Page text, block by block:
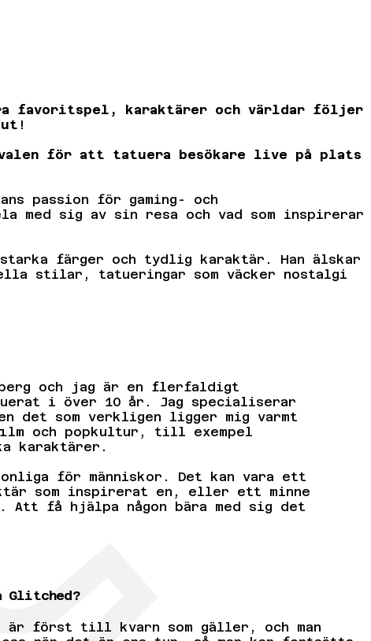
favoritspel, karaktärer och världar följer
!
för att tatuera besökare live på plats
passion för gaming- och
med sig av sin resa och vad som inspirerar
färger och tydlig karaktär. Han älskar
stilar, tatueringar som väcker nostalgi
och jag är en flerfaldigt
i över 10 år. Jag specialiserar
det som verkligen ligger mig varmt
och popkultur, till exempel
karaktärer.
för människor. Det kan vara ett
som inspirerat en, eller ett minne
få hjälpa någon bära med sig det
Glitched?
är först till kvarn som gäller, och man